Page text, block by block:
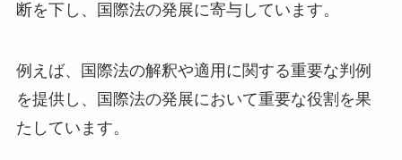
断を下し、国際法の発展に寄与しています。
例えば、国際法の解釈や適用に関する重要な判例
を提供し、国際法の発展において重要な役割を果
たしています。